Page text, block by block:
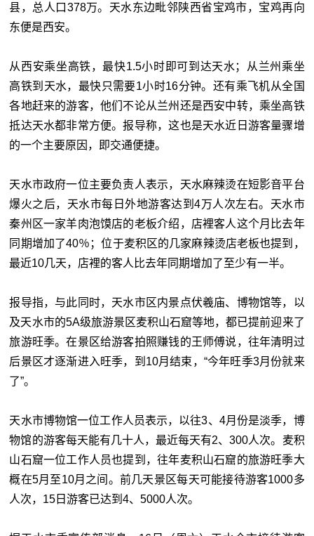
县，总人口378万。天水东边毗邻陕西省宝鸡市，宝鸡再向
东便是西安。
从西安乘坐高铁，最快1.5小时即可到达天水；从兰州乘坐
高铁到天水，最快只需要1小时16分钟。还有乘飞机从全国
各地赶来的游客，他们不论从兰州还是西安中转，乘坐高铁
抵达天水都非常方便。报导称，这也是天水近日游客量骤增
的一个主要原因，即交通便捷。
天水市政府一位主要负责人表示，天水麻辣烫在短影音平台
爆火之后，天水市每日外地游客达到4万人次左右。天水市
秦州区一家羊肉泡馍店的老板介绍，店裡客人这个月比去年
同期增加了40％；位于麦积区的几家麻辣烫店老板也提到，
最近10几天，店裡的客人比去年同期增加了至少有一半。
报导指，与此同时，天水市区内景点伏羲庙、博物馆等，以
及天水市的5A级旅游景区麦积山石窟等地，都已提前迎来了
旅游旺季。在景区给游客拍照赚钱的王师傅说，往年清明过
后景区才逐渐进入旺季，到10月结束，“今年旺季3月份就来
了”。
天水市博物馆一位工作人员表示，以往3、4月份是淡季，博
物馆的游客每天能有几十人，最近每天有2、300人次。麦积
山石窟一位工作人员也提到，往年麦积山石窟的旅游旺季大
概在5月至10月之间。前几天景区每天可能接待游客1000多
人次，15日游客已达到4、5000人次。